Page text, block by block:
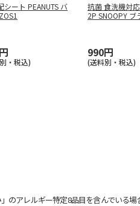
シート PEANUTS バ
・税込)
抗菌 食洗機対
2P SNOOPY ブ
990円
(送料別・税込)
アレルギー特定8品目を含んでいる場